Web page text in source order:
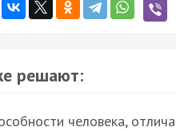
решают:
человека,